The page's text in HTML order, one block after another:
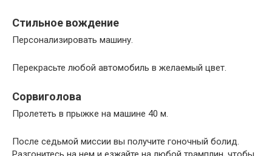
Стильное вождение
Персонализировать машину.
Перекрасьте любой автомобиль в желаемый цвет.
Сорвиголова
Пролететь в прыжке на машине 40 м.
После седьмой миссии вы получите гоночный болид.